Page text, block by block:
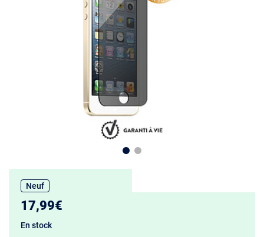
Neuf
17,99€
En stock